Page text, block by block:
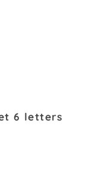
6 letters